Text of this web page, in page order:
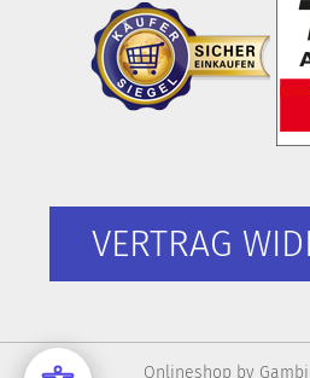
VERTRAG
Onlineshop by